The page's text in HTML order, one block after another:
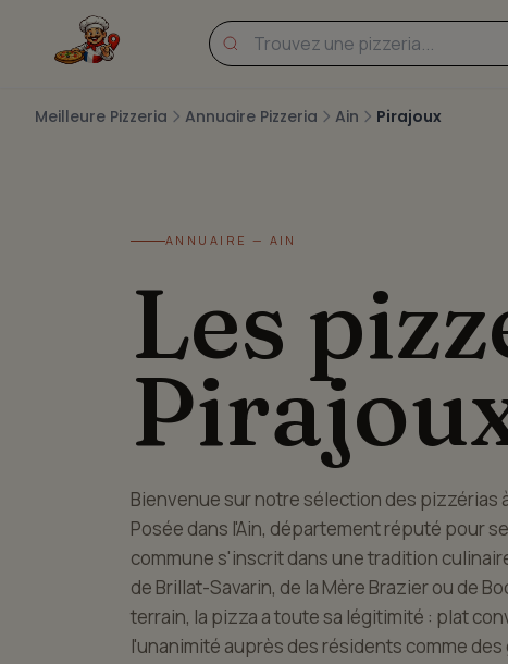
Meilleure Pizzeria Annuaire Pizzeria Ain Pirajoux
ANNUAIRE — AIN
Les
Bienvenue sur notre sélection des pizzérias
Posée dans l'Ain, département réputé pour
commune s'inscrit dans une tradition
de Brillat-Savarin, de la Mère Brazier ou de
terrain, la pizza a toute sa légitimité : plat
l'unanimité auprès des résidents comme